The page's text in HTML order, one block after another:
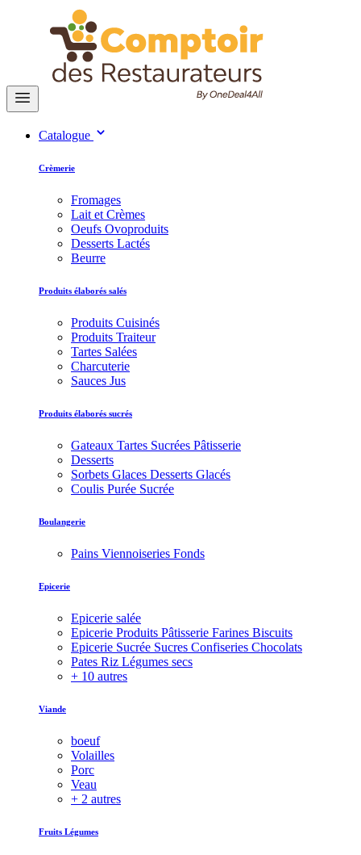
Catalogue
Crèmerie
Fromages
Lait et Crèmes
Oeufs Ovoproduits
Desserts Lactés
Beurre
Produits élaborés salés
Produits Cuisinés
Produits Traiteur
Tartes Salées
Charcuterie
Sauces Jus
Produits élaborés sucrés
Gateaux Tartes Sucrées Pâtisserie
Desserts
Sorbets Glaces Desserts Glacés
Coulis Purée Sucrée
Boulangerie
Pains Viennoiseries Fonds
Epicerie
Epicerie salée
Epicerie Produits Pâtisserie Farines Biscuits
Epicerie Sucrée Sucres Confiseries Chocolats
Pates Riz Légumes secs
+ 10 autres
Viande
boeuf
Volailles
Porc
Veau
+ 2 autres
Fruits Légumes